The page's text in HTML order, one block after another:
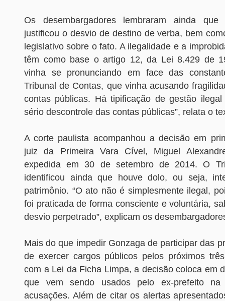
Os desembargadores lembraram ainda que
justificou o desvio de destino de verba, bem
legislativo sobre o fato. A ilegalidade e a
têm como base o artigo 12, da Lei 8.429 de
vinha se pronunciando em face das
Tribunal de Contas, que vinha acusando
contas públicas. Há tipificação de gestão
sério descontrole das contas públicas”, relata o
A corte paulista acompanhou a decisão em
juiz da Primeira Vara Cível, Miguel
expedida em 30 de setembro de 2014. O
identificou ainda que houve dolo, ou seja,
patrimônio. “O ato não é simplesmente ilegal,
foi praticada de forma consciente e voluntária,
desvio perpetrado”, explicam os
Mais do que impedir Gonzaga de participar das
de exercer cargos públicos pelos próximos
com a Lei da Ficha Limpa, a decisão coloca em
que vem sendo usados pelo ex-prefeito
acusações. Além de citar os alertas